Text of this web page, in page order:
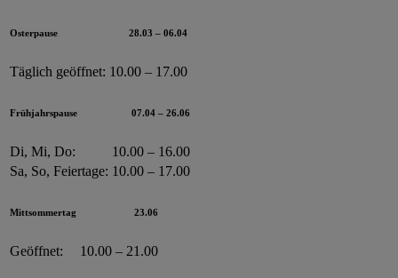
Osterpause 28.03 – 06.04
Täglich geöffnet: 10.00 – 17.00
Frühjahrspause 07.04 – 26.06
Di, Mi, Do:
10.00 – 16.00
Sa, So, Feiertage: 10.00 – 17.00
Mittsommertag 23.06
Geöffnet: 10.00 – 21.00